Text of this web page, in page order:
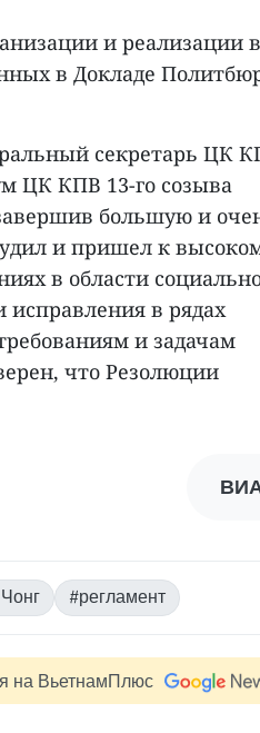
и реализации в
в Докладе
секретарь ЦК
ЦК КПВ 13-го созыва
большую и
и пришел к
в области
исправления в рядах
и задачам
что Резолюции
#регламент
на ВьетнамПлюс